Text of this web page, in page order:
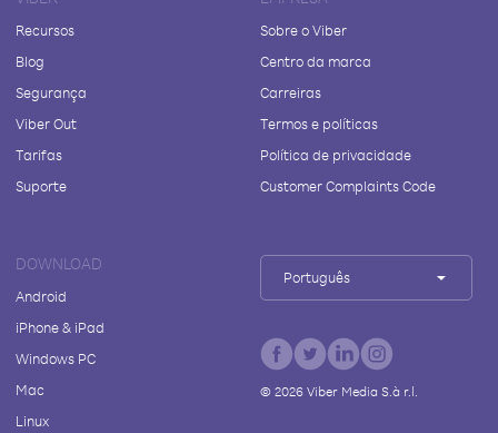
Recursos
Blog
Segurança
Viber Out
Tarifas
Suporte
Sobre o Viber
Centro da marca
Carreiras
Termos e políticas
Política de privacidade
Customer Complaints Code
DOWNLOAD
Android
iPhone & iPad
Windows PC
Mac
Linux
Português
© 2026Viber Media S.à r.l.